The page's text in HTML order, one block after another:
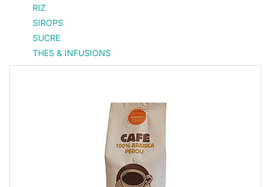
RIZ
SIROPS
SUCRE
THES & INFUSIONS